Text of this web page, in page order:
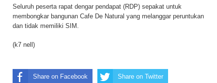
Seluruh peserta rapat dengar pendapat (RDP) sepakat untuk
membongkar bangunan Cafe De Natural yang melanggar peruntukan
dan tidak memiliki SIM.
(k7 nell)
Share on Facebook Share on Twitter